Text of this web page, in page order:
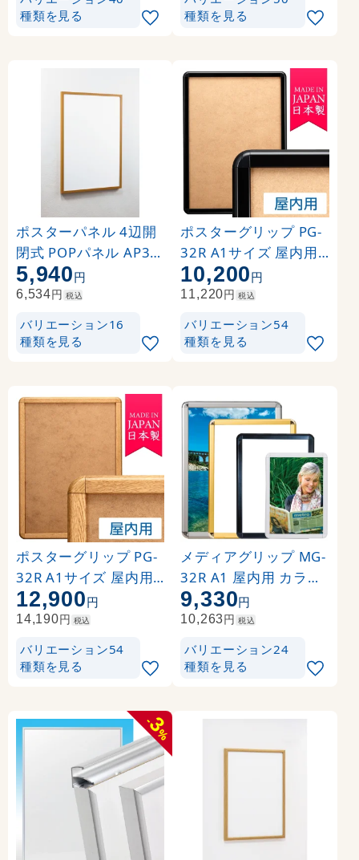
種類を見る
種類を見る
ポスターパネル 4辺開
閉式 POPパネル AP35
0 A1 フレームカラー:
木目 (AP350-WD-A1)
5,940円
6,534円 税込
バリエーション16
種類を見る
ポスターグリップ PG-
32R A1サイズ 屋内用
角丸 ブラック
10,200円
11,220円 税込
バリエーション54
種類を見る
ポスターグリップ PG-
32R A1サイズ 屋内用
角丸 けやき
12,900円
14,190円 税込
バリエーション54
種類を見る
メディアグリップ MG-
32R A1 屋内用 カラー:
ブラック (51312A1B)
9,330円
10,263円 税込
バリエーション24
種類を見る
-
3
%